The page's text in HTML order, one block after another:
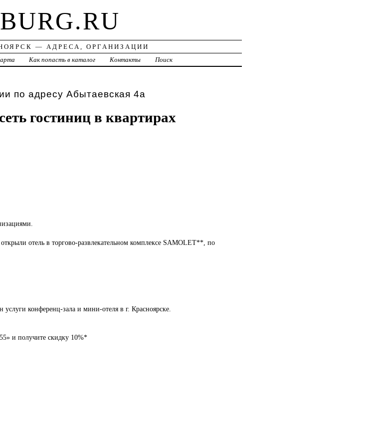
— АДРЕСА, ОРГАНИЗАЦИИ
Как попасть в каталог Контакты Поиск
по адресу Абытаевская 4а
гостиниц в квартирах
отель в торгово-развлекательном комплексе SAMOLET**, по
конференц-зала и мини-отеля в г. Красноярске.
и получите скидку 10%*